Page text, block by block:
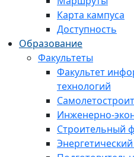
Карта кампуса
Доступность
Образование
Факультеты
Факультет
технологий
Инженерно-
Строительный